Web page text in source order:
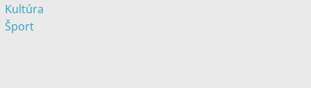
Kultúra
Šport